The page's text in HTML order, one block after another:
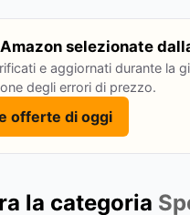
selezionate
e aggiornati durante la
degli errori di prezzo.
offerte di oggi
la categoria